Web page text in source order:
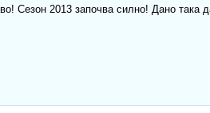
Сезон 2013 започва силно! Дано